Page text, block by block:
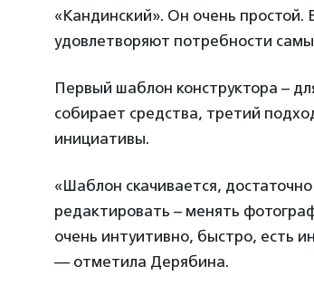
«Кандинский». Он очень простой.
удовлетворяют потребности
Первый шаблон конструктора –
собирает средства, третий
инициативы.
«Шаблон скачивается,
редактировать – менять
очень интуитивно, быстро, есть
— отметила Дерябина.